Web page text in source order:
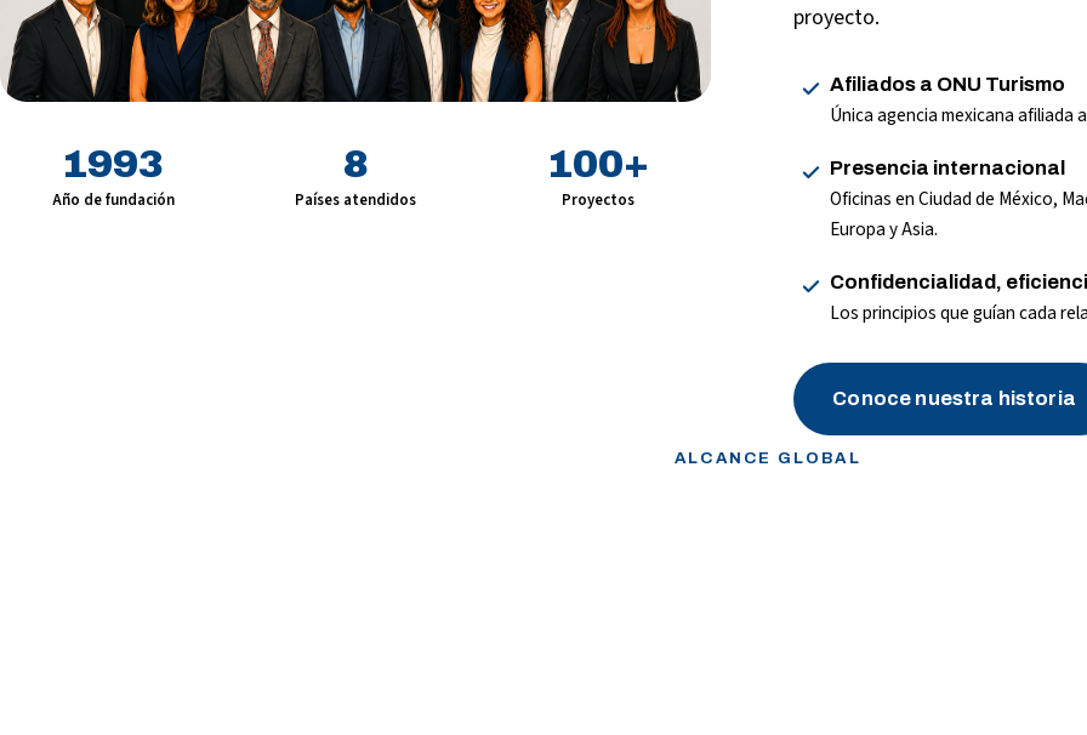
1993
Año de fundación
8
Países atendidos
100+
Proyectos
proyecto.
Afiliados a ONU Turismo
Única agencia mexicana afiliada
Presencia internacional
Oficinas en Ciudad de México,
Europa y Asia.
Confidencialidad,
Los principios que guían cada
Conoce nuestra historia
ALCANCE GLOBAL